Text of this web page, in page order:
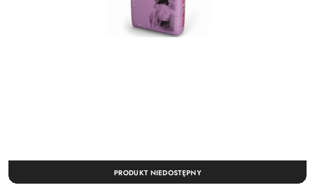
PRODUKT NIEDOSTĘPNY